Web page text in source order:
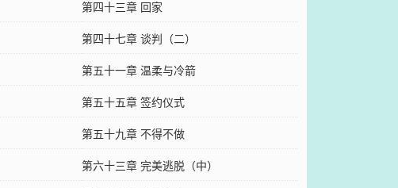
第四十三章 回家
第四十七章 谈判（二）
第五十一章 温柔与冷箭
第五十五章 签约仪式
第五十九章 不得不做
第六十三章 完美逃脱（中）